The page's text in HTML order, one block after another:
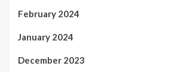
February 2024
January 2024
December 2023